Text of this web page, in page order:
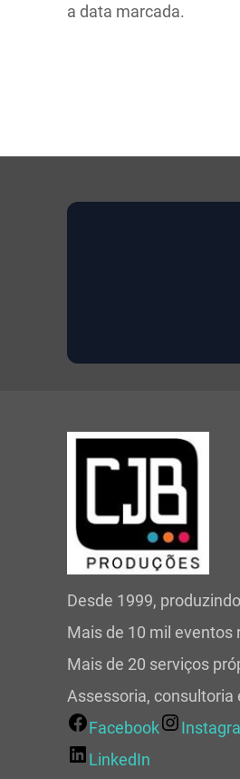
a data marcada.
Desde 1999,
Mais de 10 mil eventos
Mais de 20 serviços
Assessoria, consultoria
Facebook
LinkedIn